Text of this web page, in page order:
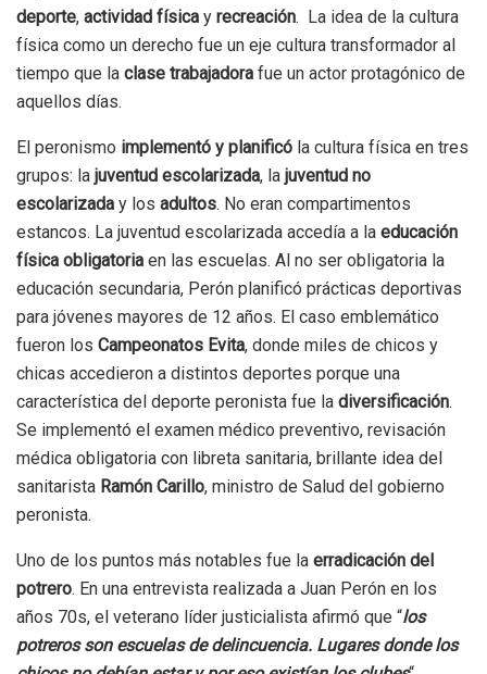
deporte, actividad física y recreación. La idea de la cultura
física como un derecho fue un eje cultura transformador al
tiempo que la clase trabajadora fue un actor protagónico de
aquellos días.
El peronismo implementó y planificó la cultura física en tres
grupos: la juventud escolarizada, la juventud no
escolarizada y los adultos. No eran compartimentos
estancos. La juventud escolarizada accedía a la educación
física obligatoria en las escuelas. Al no ser obligatoria la
educación secundaria, Perón planificó prácticas deportivas
para jóvenes mayores de 12 años. El caso emblemático
fueron los Campeonatos Evita, donde miles de chicos y
chicas accedieron a distintos deportes porque una
característica del deporte peronista fue la diversificación.
Se implementó el examen médico preventivo, revisación
médica obligatoria con libreta sanitaria, brillante idea del
sanitarista Ramón Carillo, ministro de Salud del gobierno
peronista.
Uno de los puntos más notables fue la erradicación del
potrero. En una entrevista realizada a Juan Perón en los
años 70s, el veterano líder justicialista afirmó que “los
potreros son escuelas de delincuencia. Lugares donde los